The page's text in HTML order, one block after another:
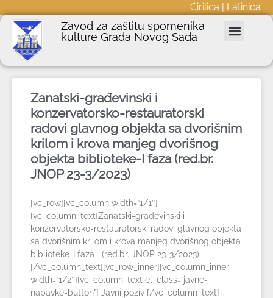
Ćirilica | Latinica
Zavod za zaštitu spomenika
kulture Grada Novog Sada
Zanatski-građevinski i
konzervatorsko-restauratorski
radovi glavnog objekta sa dvorišnim
krilom i krova manjeg dvorišnog
objekta biblioteke-I faza (red.br.
JNOP 23-3/2023)
[vc_row][vc_column width=”1/1″]
[vc_column_text]Zanatski-građevinski i
konzervatorsko-restauratorski radovi glavnog objekta
sa dvorišnim krilom i krova manjeg dvorišnog objekta
biblioteke-I faza (red.br. JNOP 23-3/2023)
[/vc_column_text][vc_row_inner][vc_column_inner
width=”1/2″][vc_column_text el_class=”javne-
nabavke-button”] Javni poziv [/vc_column_text]